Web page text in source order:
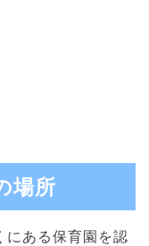
場所
にある保育園を認